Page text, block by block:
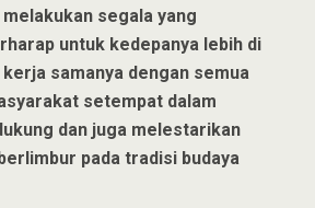
segala yang
untuk kedepanya lebih di
samanya dengan semua
setempat dalam
dan juga melestarikan
pada tradisi budaya